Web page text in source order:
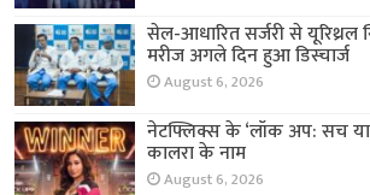
सेल-आधारित सर्जरी से यूरिथ्रल
मरीज अगले दिन हुआ डिस्चार्ज
August 6, 2026
नेटफ्लिक्स के ‘लॉक अप: सच या
कालरा के नाम
August 6, 2026